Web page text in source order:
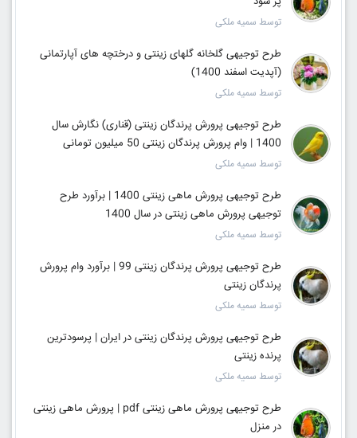
توسط سمیه ملکی
طرح توجیهی گلخانه گلهای زینتی و درختچه های آپارتمانی
(آپدیت اسفند 1400)
توسط سمیه ملکی
طرح توجیهی پرورش پرندگان زینتی (قناری) نگارش سال
1400 | وام پرورش پرندگان زینتی 50 میلیون تومانی
توسط سمیه ملکی
طرح توجیهی پرورش ماهی زینتی 1400 | برآورد طرح
توجیهی پرورش ماهی زینتی در سال 1400
توسط سمیه ملکی
طرح توجیهی پرورش پرندگان زینتی 99 | برآورد وام پرورش
پرندگان زینتی
توسط سمیه ملکی
طرح توجیهی پرورش پرندگان زینتی در ایران | پرسودترین
پرنده زینتی
توسط سمیه ملکی
طرح توجیهی پرورش ماهی زینتی pdf | پرورش ماهی زینتی
در منزل